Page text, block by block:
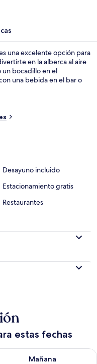
una excelente opción para
en la alberca al aire
bocadillo en el
una bebida en el bar o
Desayuno incluido
Estacionamiento gratis
Restaurantes
estas fechas
6 - ago 7
Mañana
la disponibilidad